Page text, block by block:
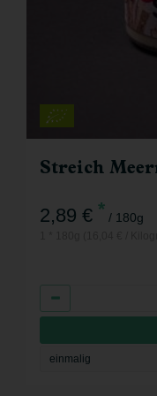
Streich
2,89 € * / 180g